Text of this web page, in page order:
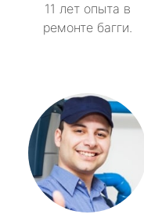
11 лет опыта в
ремонте багги.